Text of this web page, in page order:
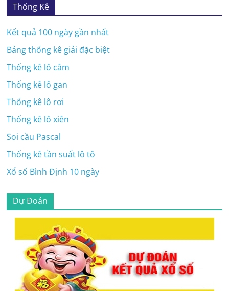
Thống Kê
Kết quả 100 ngày gần nhất
Bảng thống kê giải đặc biệt
Thống kê lô câm
Thống kê lô gan
Thống kê lô rơi
Thống kê lô xiên
Soi cầu Pascal
Thống kê tần suất lô tô
Xổ số Bình Định 10 ngày
Dự Đoán